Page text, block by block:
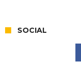
SOCIAL